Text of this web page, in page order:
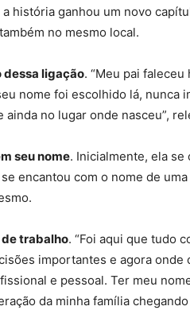
história ganhou um novo
no mesmo local.
dessa ligação. “Meu pai faleceu
nome foi escolhido lá, nunca
no lugar onde nasceu”,
seu nome. Inicialmente, ela se
encantou com o nome de
de trabalho. “Foi aqui que tudo
importantes e agora onde
e pessoal. Ter meu
da minha família